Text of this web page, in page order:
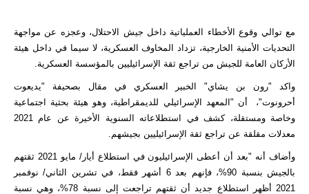
مع توالي وقوع الأخطاء العملياتية داخل جيش الاحتلال، وعجزه عن مواجهة
التحديات الأمنية الخارجية، تزداد المخاوف العسكرية، لا سيما في داخل هيئة
الأركان العامة للجيش من تراجع ثقة الإسرائيليين بالمؤسسة العسكرية.
واكد "رون بن يشاي" الخبير العسكري في مقال بصحيفة "يديعوت
أحرونوت"، أن "المعهد الإسرائيلي للديمقراطية، وهو هيئة بحثية اجتماعية
وخاصة ومستقلة، كشف في استطلاعاته السنوية الأخيرة عن عام 2021
معدلات مقلقة عن تراجع ثقة الإسرائيليين بجيشهم.
وأضاف أنه "بعد أن أعطى الإسرائيليون في استطلاع أيار/ مايو 2021 ثقتهم
بالجيش بنسبة 90%، فإنهم بعد 6 أشهر فقط، في تشرين الثاني/ نوفمبر
2021 أظهر استطلاع جديد أن ثقتهم تراجعت إلى نسبة 78%، وهي نسبة